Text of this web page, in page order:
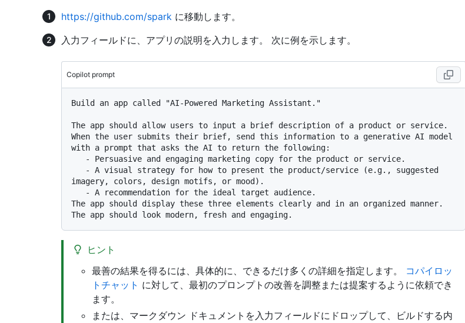
https://github.com/spark に移動します。
入力フィールドに、アプリの説明を入力します。 次に例を示します。
Copilot prompt
Build an app called "AI-Powered Marketing Assistant."
The app should allow users to input a brief description of a product or service.
When the user submits their brief, send this information to a generative AI model
with a prompt that asks the AI to return the following:
imagery, colors, design motifs, or mood).
The app should display these three elements clearly and in an organized manner.
ヒント
最善の結果を得るには、具体的に、できるだけ多くの詳細を指定します。 コパイロッ
トチャット に対して、最初のプロンプトの改善を調整または提案するように依頼でき
ます。
または、マークダウン ドキュメントを入力フィールドにドロップして、ビルドする内